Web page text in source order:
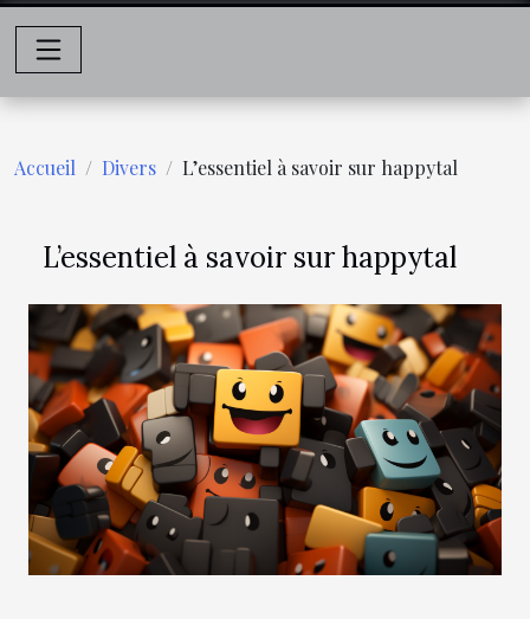
Accueil Divers L’essentiel à savoir sur happytal
L’essentiel à savoir sur happytal